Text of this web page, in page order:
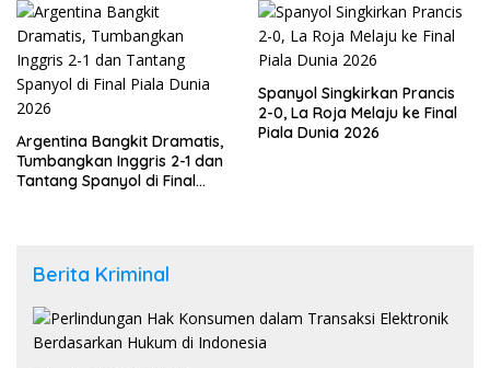
Argentina Bangkit Dramatis,
Tumbangkan Inggris 2-1 dan
Tantang Spanyol di Final
Spanyol Singkirkan Prancis
2-0, La Roja Melaju ke Final
Piala Dunia 2026
Berita Kriminal